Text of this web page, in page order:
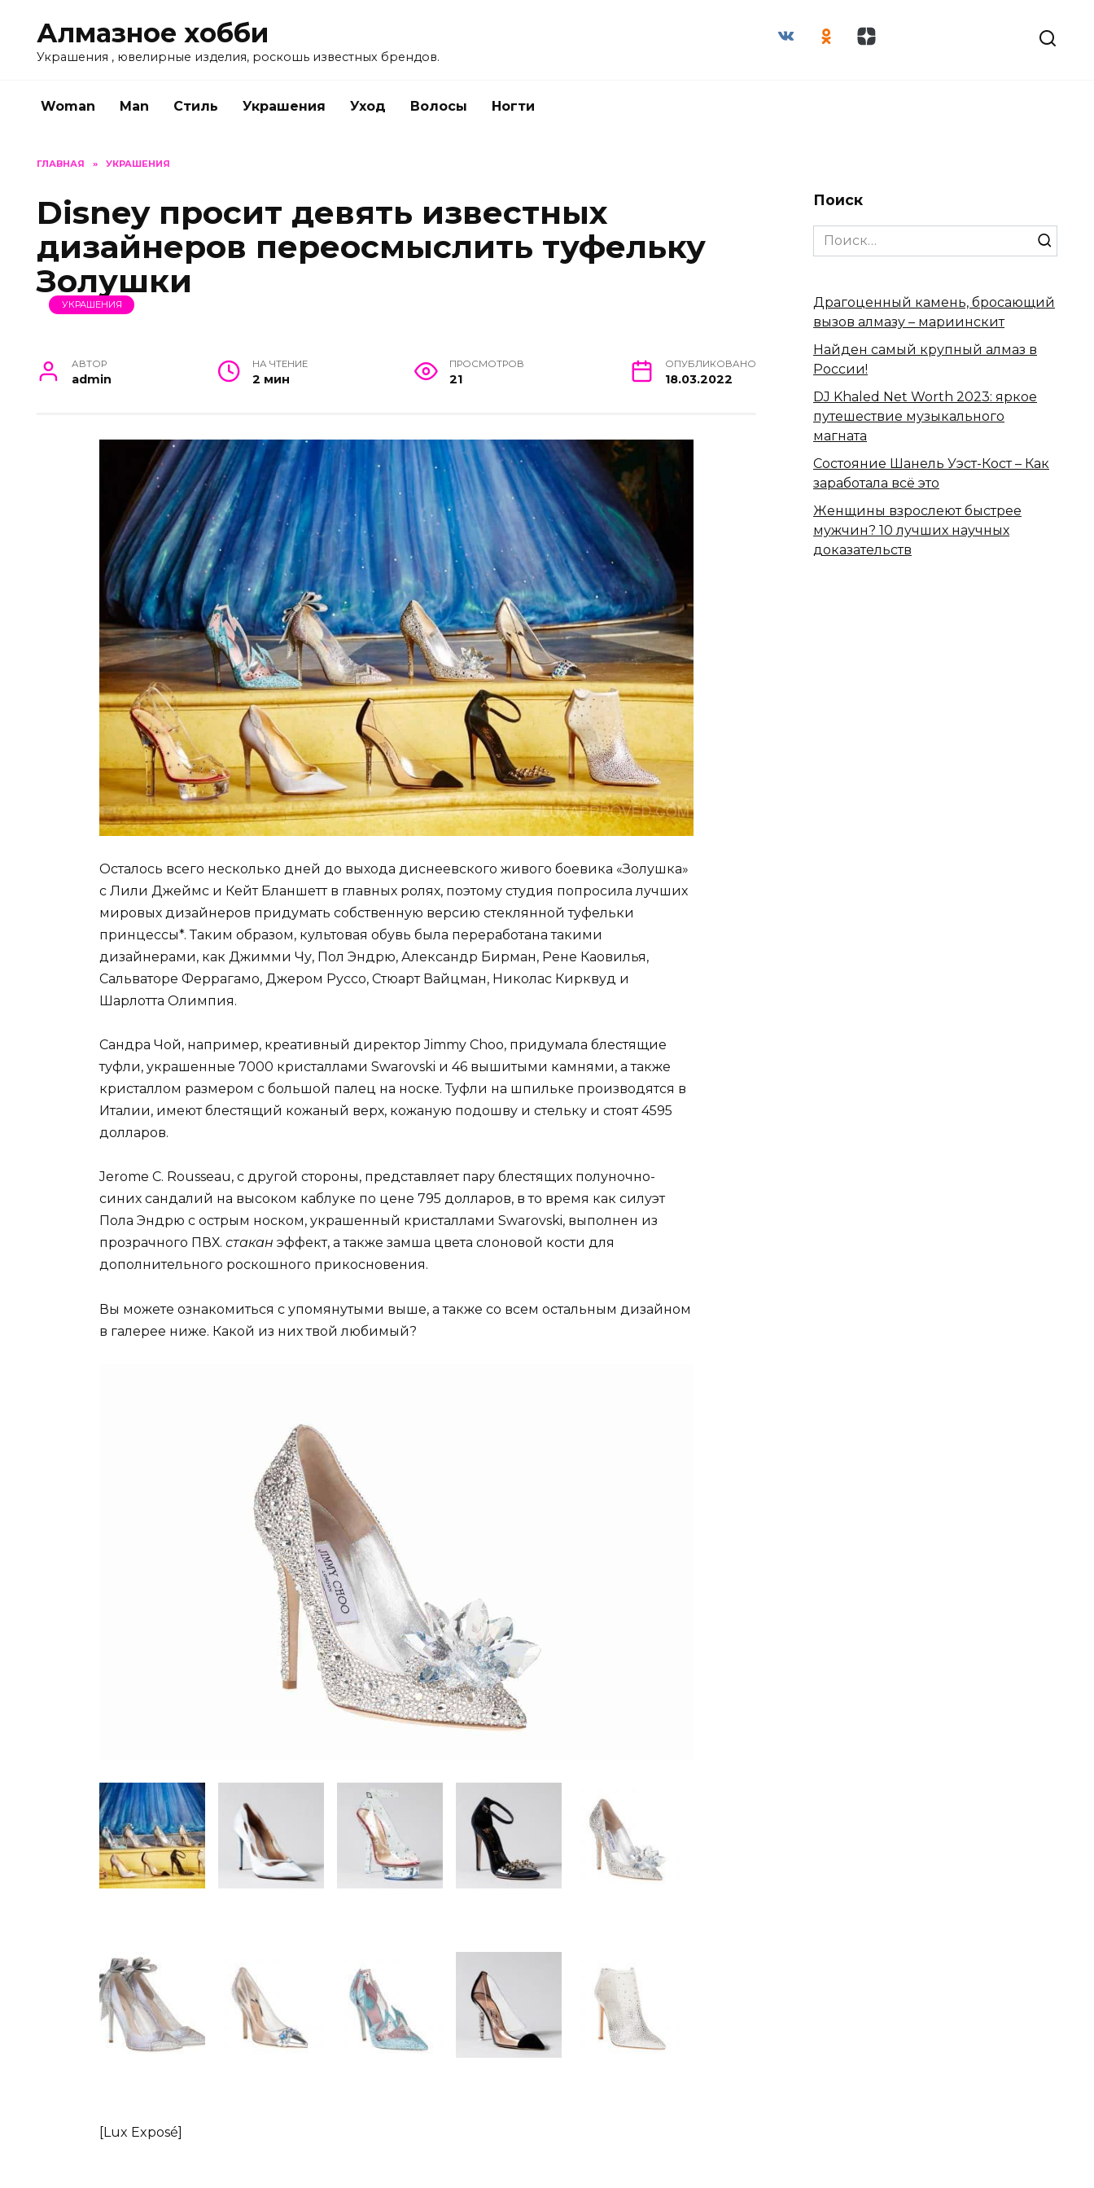
содержанию
Алмазное хобби
Украшения , ювелирные изделия, роскошь известных брендов.
Woman Man Стиль Украшения Уход Волосы Ногти
ГЛАВНАЯ » УКРАШЕНИЯ
Disney просит девять известных
дизайнеров переосмыслить туфельку
Золушки
УКРАШЕНИЯ
АВТОР
admin
НА ЧТЕНИЕ
2 мин
ПРОСМОТРОВ
21
ОПУБЛИКОВАНО
18.03.2022
Осталось всего несколько дней до выхода диснеевского живого боевика «Золушка»
с Лили Джеймс и Кейт Бланшетт в главных ролях, поэтому студия попросила лучших
мировых дизайнеров придумать собственную версию стеклянной туфельки
принцессы*. Таким образом, культовая обувь была переработана такими
дизайнерами, как Джимми Чу, Пол Эндрю, Александр Бирман, Рене Каовилья,
Сальваторе Феррагамо, Джером Руссо, Стюарт Вайцман, Николас Кирквуд и
Шарлотта Олимпия.
Сандра Чой, например, креативный директор Jimmy Choo, придумала блестящие
туфли, украшенные 7000 кристаллами Swarovski и 46 вышитыми камнями, а также
кристаллом размером с большой палец на носке. Туфли на шпильке производятся в
Италии, имеют блестящий кожаный верх, кожаную подошву и стельку и стоят 4595
долларов.
Jerome C. Rousseau, с другой стороны, представляет пару блестящих полуночно-
синих сандалий на высоком каблуке по цене 795 долларов, в то время как силуэт
Пола Эндрю с острым носком, украшенный кристаллами Swarovski, выполнен из
прозрачного ПВХ. стакан эффект, а также замша цвета слоновой кости для
дополнительного роскошного прикосновения.
Вы можете ознакомиться с упомянутыми выше, а также со всем остальным дизайном
в галерее ниже. Какой из них твой любимый?
[Lux Exposé]
Поиск
Search
for:
Драгоценный камень, бросающий
вызов алмазу – мариинскит
Найден самый крупный алмаз в
России!
DJ Khaled Net Worth 2023: яркое
путешествие музыкального
магната
Состояние Шанель Уэст-Кост – Как
заработала всё это
Женщины взрослеют быстрее
мужчин? 10 лучших научных
доказательств